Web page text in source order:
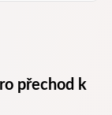
přechod k